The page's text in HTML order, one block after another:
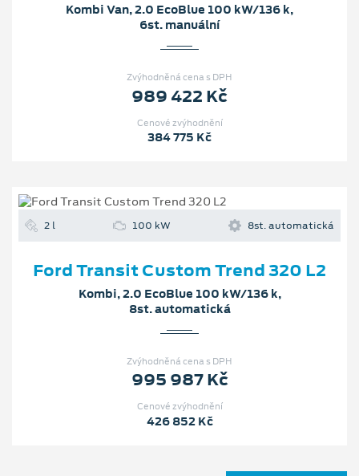
Kombi Van, 2.0 EcoBlue 100 kW/136 k,
6st. manuální
Zvýhodněná cena s DPH
989 422 Kč
Cenové zvýhodnění
384 775 Kč
2 l 100 kW 8st. automatická
Ford Transit Custom Trend 320 L2
Kombi, 2.0 EcoBlue 100 kW/136 k,
8st. automatická
Zvýhodněná cena s DPH
995 987 Kč
Cenové zvýhodnění
426 852 Kč